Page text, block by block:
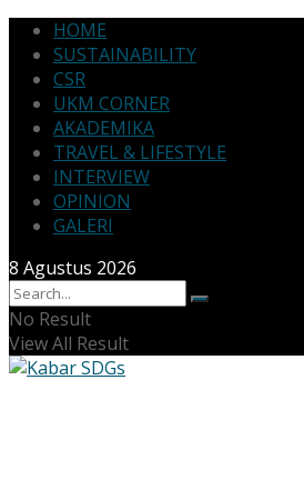
HOME
SUSTAINABILITY
CSR
UKM CORNER
AKADEMIKA
TRAVEL & LIFESTYLE
INTERVIEW
OPINION
GALERI
8 Agustus 2026
No Result
View All Result